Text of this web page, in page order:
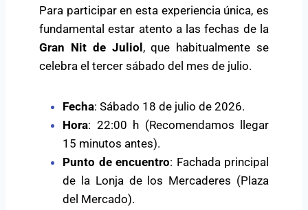
Para participar en esta experiencia única, es
fundamental estar atento a las fechas de la
Gran Nit de Juliol , que habitualmente se
celebra el tercer sábado del mes de julio.
Fecha: Sábado 18 de julio de 2026.
Hora: 22:00 h (Recomendamos llegar
15 minutos antes).
Punto de encuentro: Fachada principal
de la Lonja de los Mercaderes (Plaza
del Mercado).